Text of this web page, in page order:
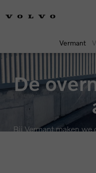
Vermant
De
Bij Vermant maken we